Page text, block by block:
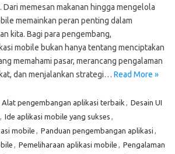
memesan makanan hingga mengelola
memainkan peran penting dalam
kita. Bagi para pengembang,
mobile bukan hanya tentang menciptakan
memahami pasar, merancang pengalaman
dan menjalankan strategi… Read More »
Alat pengembangan aplikasi terbaik , Desain UI
, Ide aplikasi mobile yang sukses ,
mobile , Panduan pengembangan aplikasi ,
, Pemeliharaan aplikasi mobile , Pengalaman